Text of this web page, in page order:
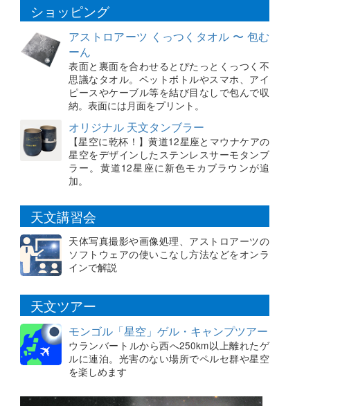
ショッピング
アストロアーツ くっつくタオル 〜 包む
ーん
表面と裏面を合わせるとぴたっとくっつく不
思議なタオル。ペットボトルやスマホ、アイ
ピースやケーブル等を結び目なしで包んで収
納。表面には月面をプリント。
オリジナル 天文タンブラー
【星空に乾杯！】黄道12星座とマウナケアの
星空をデザインしたステンレスサーモタンブ
ラー。黄道12星座に新色モカブラウンが追
加。
天文講習会
天体写真撮影や画像処理、アストロアーツの
ソフトウェアの使いこなし方法などをオンラ
インで解説
天文ツアー
モンゴル「星空」ゲル・キャンプツアー
ウランバートルから西へ250km以上離れたゲ
ルに連泊。光害のない場所でペルセ群や星空
を楽しめます